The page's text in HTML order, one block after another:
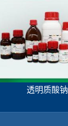
透明质酸钠